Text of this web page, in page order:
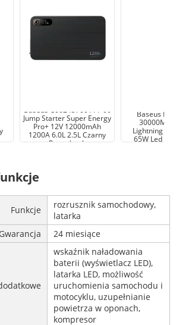
Baseus C00245700111-00
Jump Starter Super Energy
Pro+ 12V 12000mAh
1200A 6.0L 2.5L Czarny
Powerbank
Baseus
Lightning
65W Led
Funkcje
rozrusznik samochodowy,
latarka
Gwarancja
24 miesiące
wskaźnik naładowania
baterii (wyświetlacz LED),
latarka LED, możliwość
uruchomienia samochodu i
motocyklu, uzupełnianie
powietrza w oponach,
kompresor